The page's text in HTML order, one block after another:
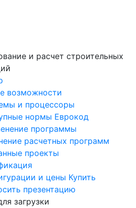
и расчет строительных
возможности
и процессоры
нормы Еврокод
программы
расчетных программ
проекты
и цены Купить
презентацию
загрузки